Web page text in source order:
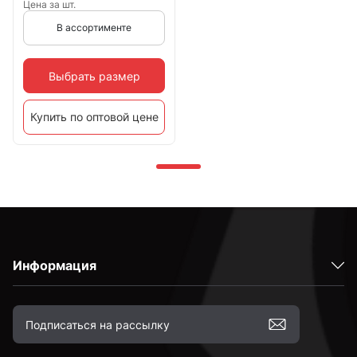
Цена за шт.
В ассортименте
Выбрать размер
Купить по оптовой цене
Информация